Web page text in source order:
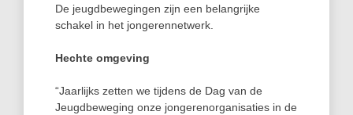
De jeugdbewegingen zijn een belangrijke
schakel in het jongerennetwerk.
Hechte omgeving
“Jaarlijks zetten we tijdens de Dag van de
Jeugdbeweging onze jongerenorganisaties in de